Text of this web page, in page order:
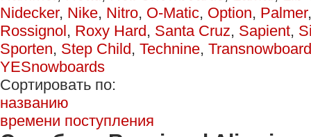
Nidecker, Nike, Nitro, O-Matic, Option, Palmer
Rossignol, Roxy Hard, Santa Cruz, Sapient,
Sporten, Step Child, Technine,
YESnowboards
Сортировать по:
названию
времени поступления